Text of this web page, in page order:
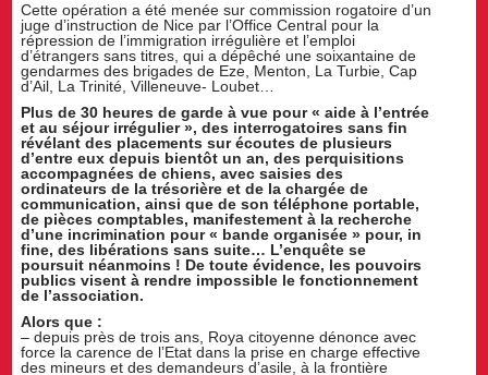
Cette opération a été menée sur commission rogatoire d’un
juge d’instruction de Nice par l’Office Central pour la
répression de l’immigration irrégulière et l’emploi
d’étrangers sans titres, qui a dépêché une soixantaine de
gendarmes des brigades de Eze, Menton, La Turbie, Cap
d’Ail, La Trinité, Villeneuve- Loubet…
Plus de 30 heures de garde à vue pour « aide à l’entrée
et au séjour irrégulier », des interrogatoires sans fin
révélant des placements sur écoutes de plusieurs
d’entre eux depuis bientôt un an, des perquisitions
accompagnées de chiens, avec saisies des
ordinateurs de la trésorière et de la chargée de
communication, ainsi que de son téléphone portable,
de pièces comptables, manifestement à la recherche
d’une incrimination pour « bande organisée » pour, in
fine, des libérations sans suite… L’enquête se
poursuit néanmoins ! De toute évidence, les pouvoirs
publics visent à rendre impossible le fonctionnement
de l’association.
Alors que :
– depuis près de trois ans, Roya citoyenne dénonce avec
force la carence de l’Etat dans la prise en charge effective
des mineurs et des demandeurs d’asile, à la frontière